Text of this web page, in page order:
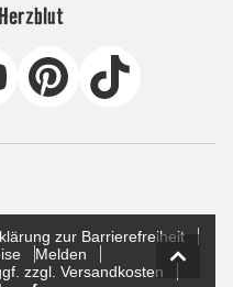
zur Barrierefreiheit
Melden
zzgl. Versandkosten